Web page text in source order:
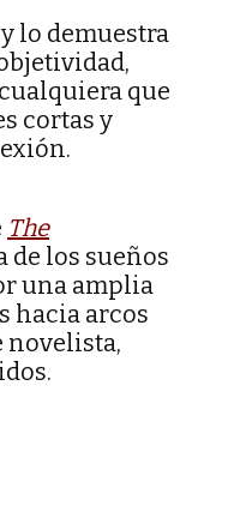
lo demuestra
que
cortas y
The
los sueños
una amplia
hacia arcos
novelista,